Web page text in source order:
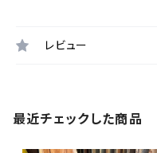
レビュー
最近チェックした商品